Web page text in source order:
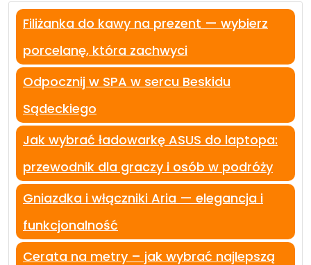
Filiżanka do kawy na prezent — wybierz
porcelanę, która zachwyci
Odpocznij w SPA w sercu Beskidu
Sądeckiego
Jak wybrać ładowarkę ASUS do laptopa:
przewodnik dla graczy i osób w podróży
Gniazdka i włączniki Aria — elegancja i
funkcjonalność
Cerata na metry – jak wybrać najlepszą